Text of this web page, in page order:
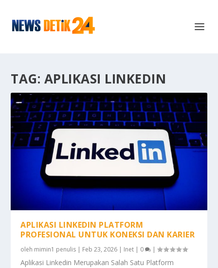
TAG: APLIKASI LINKEDIN
APLIKASI LINKEDIN PLATFORM
PROFESIONAL UNTUK KONEKSI DAN KARIER
oleh mimin1 penulis | Feb 23, 2026 | Inet | 0 |
Aplikasi Linkedin Merupakan Salah Satu Platform